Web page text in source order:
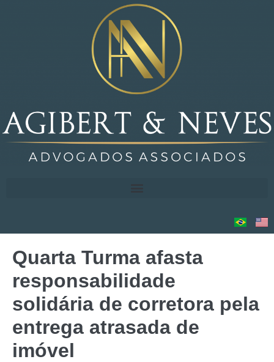
Quarta Turma afasta
responsabilidade
solidária de corretora pela
entrega atrasada de
imóvel